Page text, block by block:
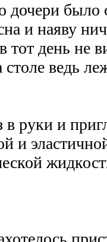
дочери
и наяву
тот день не
ведь
в руки и
и